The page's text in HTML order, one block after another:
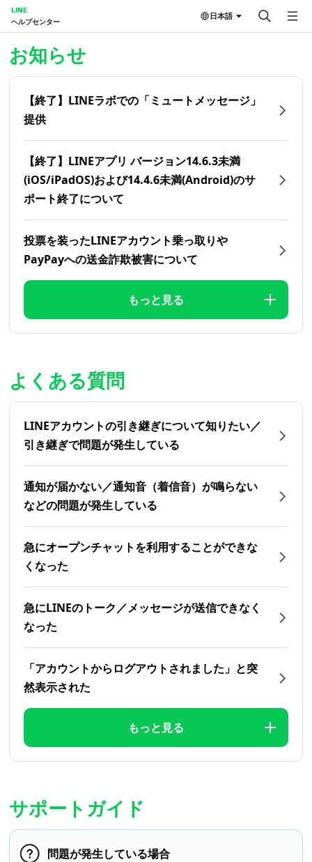
LINE
ヘルプセンター
日本語
お知らせ
【終了】LINEラボでの「ミュートメッセージ」
提供
【終了】LINEアプリ バージョン14.6.3未満
(iOS/iPadOS)および14.4.6未満(Android)のサ
ポート終了について
投票を装ったLINEアカウント乗っ取りや
PayPayへの送金詐欺被害について
もっと見る
よくある質問
LINEアカウントの引き継ぎについて知りたい／
引き継ぎで問題が発生している
通知が届かない／通知音（着信音）が鳴らない
などの問題が発生している
急にオープンチャットを利用することができな
くなった
急にLINEのトーク／メッセージが送信できなく
なった
「アカウントからログアウトされました」と突
然表示された
もっと見る
サポートガイド
問題が発生している場合